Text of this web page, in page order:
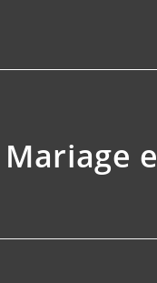
Mariage